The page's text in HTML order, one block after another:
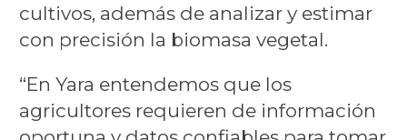
cultivos, además de analizar y estimar
con precisión la biomasa vegetal.
“En Yara entendemos que los
agricultores requieren de información